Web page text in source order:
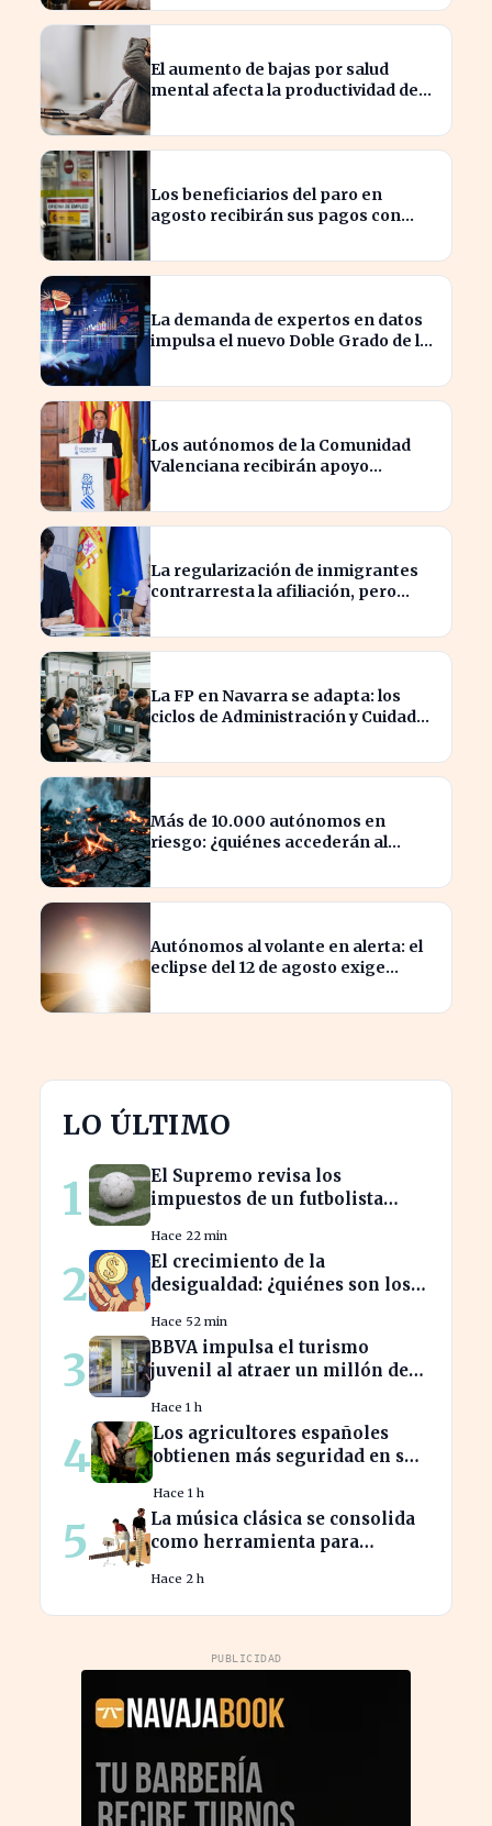
crecimiento
El aumento de bajas por salud
mental afecta la productividad de
Los beneficiarios del paro en
agosto recibirán sus pagos con
La demanda de expertos en datos
impulsa el nuevo Doble Grado de la
Los autónomos de la Comunidad
Valenciana recibirán apoyo
La regularización de inmigrantes
contrarresta la afiliación, pero
La FP en Navarra se adapta: los
ciclos de Administración y Cuidados
Más de 10.000 autónomos en
riesgo: ¿quiénes accederán al
Autónomos al volante en alerta: el
eclipse del 12 de agosto exige
LO ÚLTIMO
1
El Supremo revisa los
impuestos de un futbolista
patrimonio en España
Hace 22 min
2
El crecimiento de la
desigualdad: ¿quiénes son los
Hace 52 min
3
BBVA impulsa el turismo
juvenil al atraer un millón de
Hace 1 h
4
Los agricultores españoles
obtienen más seguridad en sus
contratos
Hace 1 h
5
La música clásica se consolida
como herramienta para
empresas
Hace 2 h
PUBLICIDAD